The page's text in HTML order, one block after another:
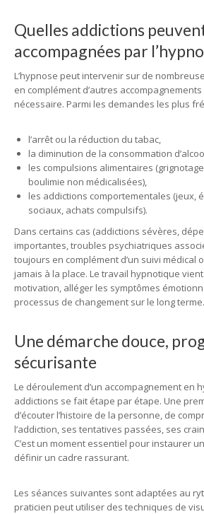
Quelles addictions
accompagnées par
L’hypnose peut intervenir sur de
en complément d’autres
nécessaire. Parmi les demandes les plus
l’arrêt ou la réduction du tabac,
la diminution de la consommation
les compulsions alimentaires
boulimie non médicalisées),
les addictions comportementales (jeux,
sociaux, achats compulsifs).
Dans certains cas (addictions sévères,
importantes, troubles psychiatriques
toujours en complément d’un suivi médical
jamais à la place. Le travail hypnotique
motivation, alléger les symptômes
processus de changement sur le long terme.
Une démarche douce,
sécurisante
Le déroulement d’un accompagnement en
addictions se fait étape par étape. Une
d’écouter l’histoire de la personne, de
l’addiction, ses tentatives passées, ses
C’est un moment essentiel pour instaurer
définir un cadre rassurant.
Les séances suivantes sont adaptées au
praticien peut utiliser des techniques de